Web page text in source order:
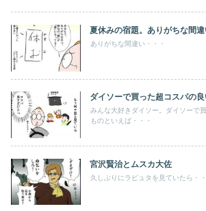
夏休みの宿題。ありがちな間
ありがちな間違い・・・
ダイソーで買った超コスパの
みんな大好きダイソー。ダイソーで
ものといえば・・・
宮沢賢治とムスカ大佐
久しぶりにラピュタを見ていたら・・